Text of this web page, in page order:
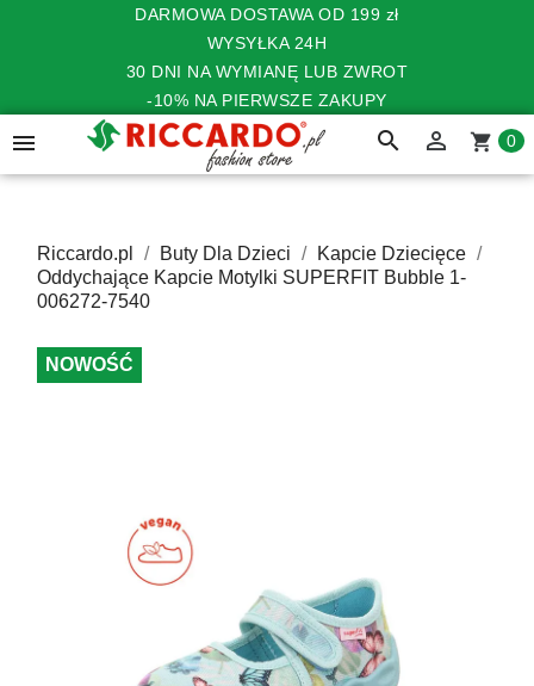
DARMOWA DOSTAWA OD 199 zł
WYSYŁKA 24H
30 DNI NA WYMIANĘ LUB ZWROT
-10% NA PIERWSZE ZAKUPY
 search  shopping_cart 0
Riccardo.pl Buty Dla Dzieci
Kapcie Dziecięce
Oddychające Kapcie Motylki SUPERFIT Bubble 1-
006272-7540
NOWOŚĆ